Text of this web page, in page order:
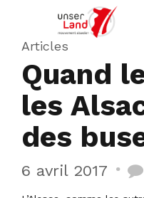
Articles
Quand
les
des
6 avril 2017